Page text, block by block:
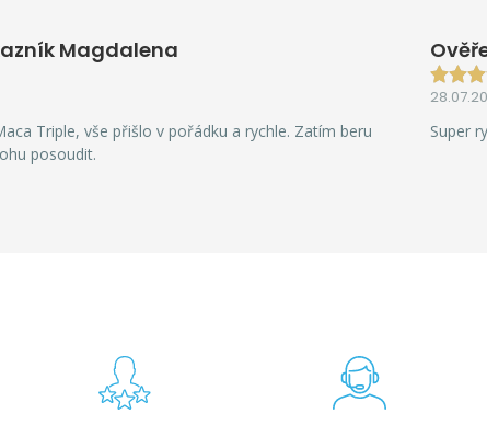
Magdalena
Triple, vše přišlo v pořádku a rychle. Zatím beru
posoudit.
Super